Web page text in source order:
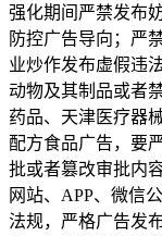
强化期间严禁发布
防控广告导向；严
业炒作发布虚假违
动物及其制品或者
药品、天津医疗器
配方食品广告，要
批或者篡改审批内
网站、APP、微信
法规，严格广告